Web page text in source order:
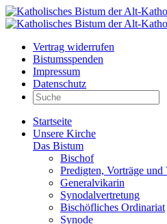
Vertrag widerrufen
Bistumsspenden
Impressum
Datenschutz
Startseite
Unsere Kirche
Das Bistum
Bischof
Predigten, Vorträge und
Generalvikarin
Synodalvertretung
Bischöfliches Ordinariat
Synode